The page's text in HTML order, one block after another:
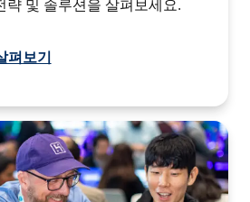
략 및 솔루션을 살펴보세요.
펴보기